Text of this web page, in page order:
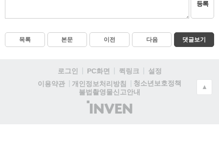
등록
목록 본문 이전 다음 댓글보기
로그인 PC화면 퀵링크
설정
이용약관
개인정보처리방침
청소년보호정책
불법촬영물신고안내
(주)
인
▲